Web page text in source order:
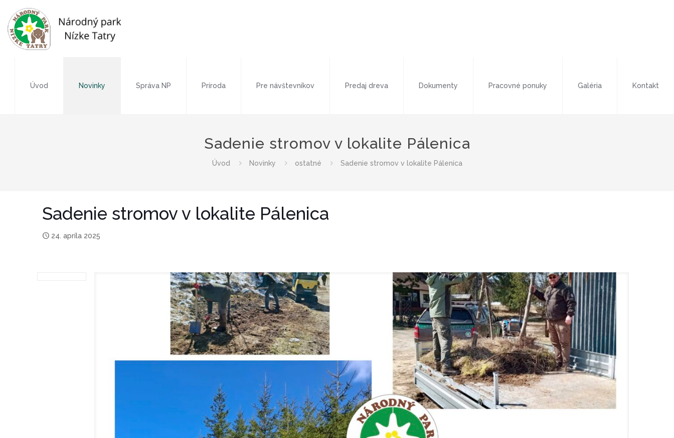
Úvod Novinky Správa NP Príroda Pre návštevníkov Predaj dreva Dokumenty Pracovné ponuky Galéria Kontakt
Sadenie stromov v lokalite Pálenica
Úvod Novinky ostatné Sadenie stromov v lokalite Pálenica
Sadenie stromov v lokalite Pálenica
24. apríla 2025